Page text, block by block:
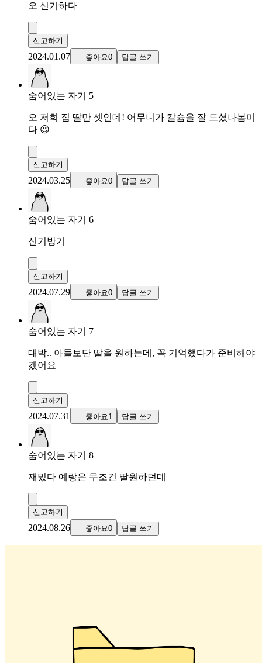
오 신기하다
신고하기
2024.01.07 좋아요0 답글 쓰기
숨어있는 자기 5
오 저희 집 딸만 셋인데! 어무니가 칼슘을 잘 드셨나봅미
다 😉
신고하기
2024.03.25 좋아요0 답글 쓰기
숨어있는 자기 6
신기방기
신고하기
2024.07.29 좋아요0 답글 쓰기
숨어있는 자기 7
대박.. 아들보단 딸을 원하는데, 꼭 기억했다가 준비해야
겠어요
신고하기
2024.07.31 좋아요1 답글 쓰기
숨어있는 자기 8
재밌다 예랑은 무조건 딸원하던데
신고하기
2024.08.26 좋아요0 답글 쓰기